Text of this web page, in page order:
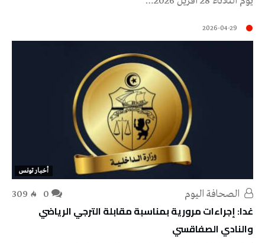
2026-04-29
أخبار تونس
309
غدا: إجراءات مرورية بمناسبة مقابلة الترجي الرياضي
والنادي الصفاقسي